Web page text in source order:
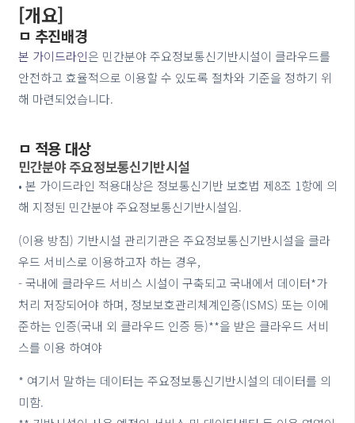
[개요]
ㅁ 추진배경
본 가이드라인은 민간분야 주요정보통신기반시설이 클라우드를
안전하고 효율적으로 이용할 수 있도록 절차와 기준을 정하기 위
해 마련되었습니다.
ㅁ 적용 대상
민간분야 주요정보통신기반시설
• 본 가이드라인 적용대상은 정보통신기반 보호법 제8조 1항에 의
해 지정된 민간분야 주요정보통신기반시설임.
(이용 방침) 기반시설 관리기관은 주요정보통신기반시설을 클라
우드 서비스로 이용하고자 하는 경우,
- 국내에 클라우드 서비스 시설이 구축되고 국내에서 데이터*가
처리 저장되어야 하며, 정보보호관리체계인증(ISMS) 또는 이에
준하는 인증(국내 외 클라우드 인증 등)**을 받은 클라우드 서비
스를 이용 하여야
* 여기서 말하는 데이터는 주요정보통신기반시설의 데이터를 의
미함.